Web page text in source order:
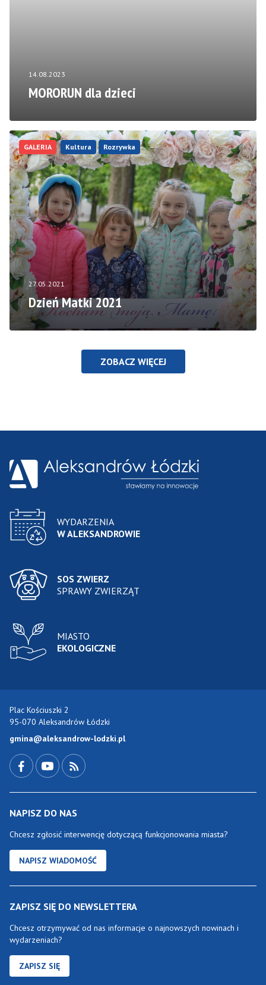
14.08.2023
MORORUN dla dzieci
27.05.2021
Dzień Matki 2021
GALERIA Kultura Rozrywka
ZOBACZ WIĘCEJ
WYDARZENIA
W ALEKSANDROWIE
SOS ZWIERZ
SPRAWY ZWIERZĄT
MIASTO
EKOLOGICZNE
Plac Kościuszki 2
95-070 Aleksandrów Łódzki
gmina@aleksandrow-lodzki.pl
NAPISZ DO NAS
Chcesz zgłosić interwencję dotyczącą funkcjonowania miasta?
NAPISZ WIADOMOŚĆ
ZAPISZ SIĘ DO NEWSLETTERA
Chcesz otrzymywać od nas informacje o najnowszych nowinach i
wydarzeniach?
ZAPISZ SIĘ